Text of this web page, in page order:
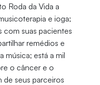
Roda da Vida a
e ioga;
com suas pacientes
remédios e
música; está a mil
o câncer e o
seus parceiros